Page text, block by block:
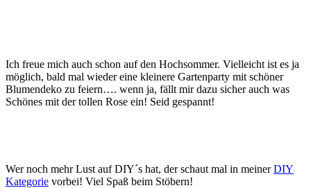
Ich freue mich auch schon auf den Hochsommer. Vielleicht ist es ja
möglich, bald mal wieder eine kleinere Gartenparty mit schöner
Blumendeko zu feiern…. wenn ja, fällt mir dazu sicher auch was
Schönes mit der tollen Rose ein! Seid gespannt!
Wer noch mehr Lust auf DIY´s hat, der schaut mal in meinerDIY
Kategorie vorbei! Viel Spaß beim Stöbern!